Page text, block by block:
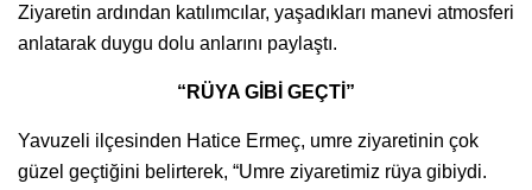
Ziyaretin ardından katılımcılar, yaşadıkları manevi atmosferi
anlatarak duygu dolu anlarını paylaştı.
“RÜYA GİBİ GEÇTİ”
Yavuzeli ilçesinden Hatice Ermeç, umre ziyaretinin çok
güzel geçtiğini belirterek, “Umre ziyaretimiz rüya gibiydi.